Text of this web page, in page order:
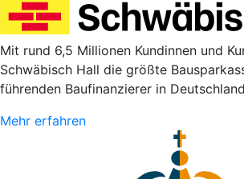
Mit rund 6,5 Millionen Kundinnen und
Schwäbisch Hall die größte
führenden Baufinanzierer in
Mehr erfahren